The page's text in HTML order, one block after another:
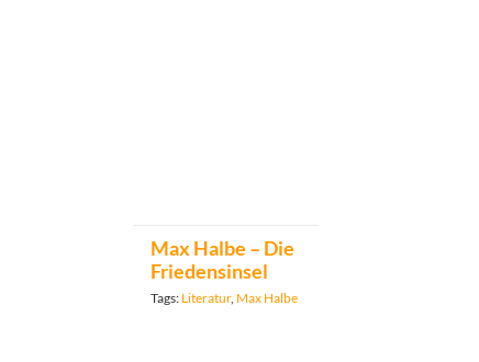
Max Halbe – Die
Friedensinsel
Tags: Literatur, Max Halbe